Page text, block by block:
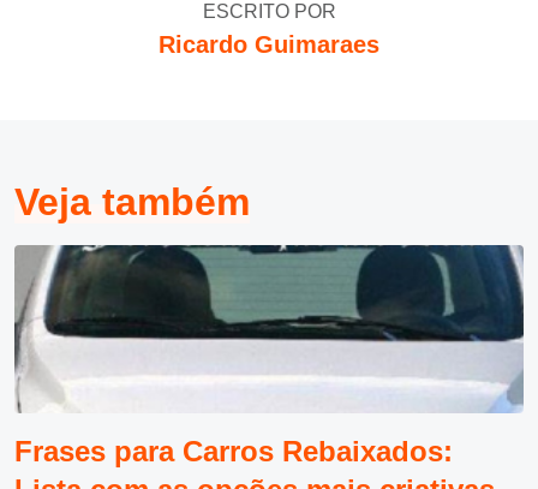
ESCRITO POR
Ricardo Guimaraes
Veja também
Frases para Carros Rebaixados: